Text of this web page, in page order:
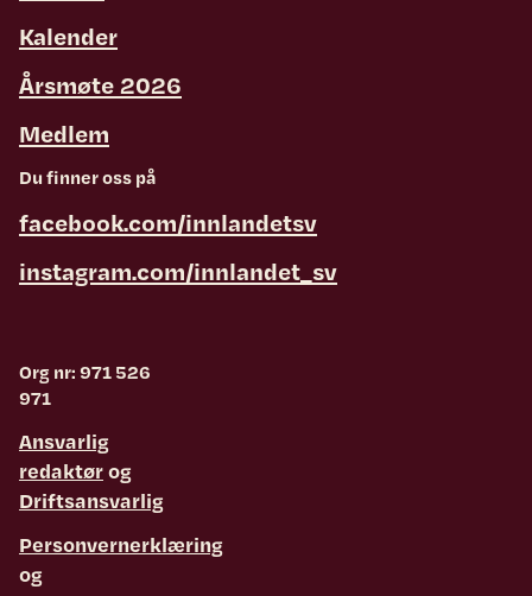
Kalender
Årsmøte 2026
Medlem
Du finner oss på
facebook.com/innlandetsv
instagram.com/innlandet_sv
Org nr: 971 526
971
Ansvarlig
redaktørog
Driftsansvarlig
Personvernerklæring
og